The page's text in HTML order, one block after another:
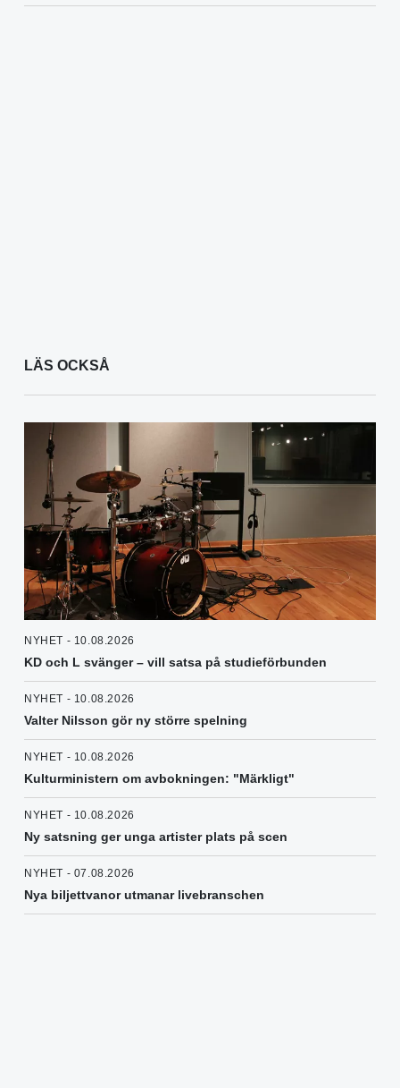
LÄS OCKSÅ
NYHET - 10.08.2026
KD och L svänger – vill satsa på studieförbunden
NYHET - 10.08.2026
Valter Nilsson gör ny större spelning
NYHET - 10.08.2026
Kulturministern om avbokningen: "Märkligt"
NYHET - 10.08.2026
Ny satsning ger unga artister plats på scen
NYHET - 07.08.2026
Nya biljettvanor utmanar livebranschen